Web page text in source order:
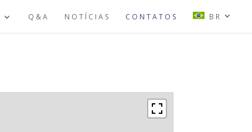
Q&A NOTÍCIAS CONTATOS BR